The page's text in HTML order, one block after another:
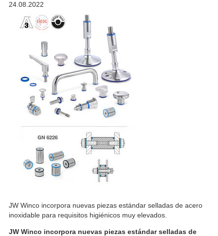
24.08.2022
JW Winco incorpora nuevas piezas estándar selladas de acero
inoxidable para requisitos higiénicos muy elevados.
JW Winco incorpora nuevas piezas estándar selladas de